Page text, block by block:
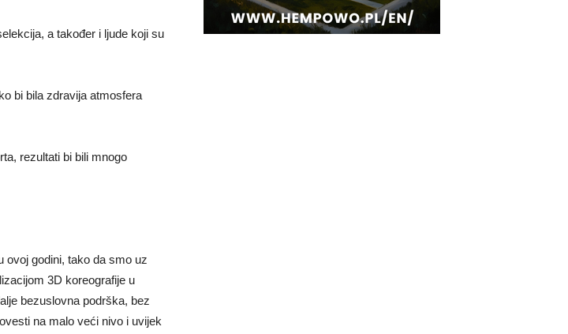
a također i ljude koji su
bi bila zdravija atmosfera
rezultati bi bili mnogo
ovoj godini, tako da smo uz
3D koreografije u
bezuslovna podrška, bez
na malo veći nivo i uvijek